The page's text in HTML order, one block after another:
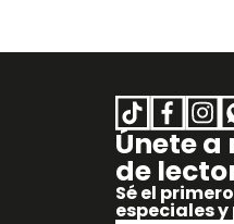
Únete
de
Sé el
especiales